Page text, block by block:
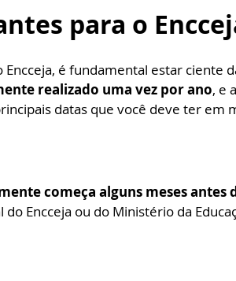
para o
é fundamental estar ciente
realizado uma vez por ano, e
datas que você deve ter em
começa alguns meses antes
Encceja ou do Ministério da